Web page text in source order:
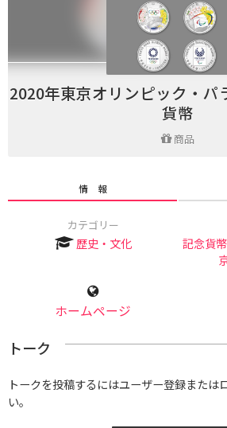
2020年東京オリンピック・パ
貨幣
商品
情 報
カテゴリー
歴史・文化 記念貨幣
ホームページ
トーク
トークを投稿するにはユーザー登録または
い。